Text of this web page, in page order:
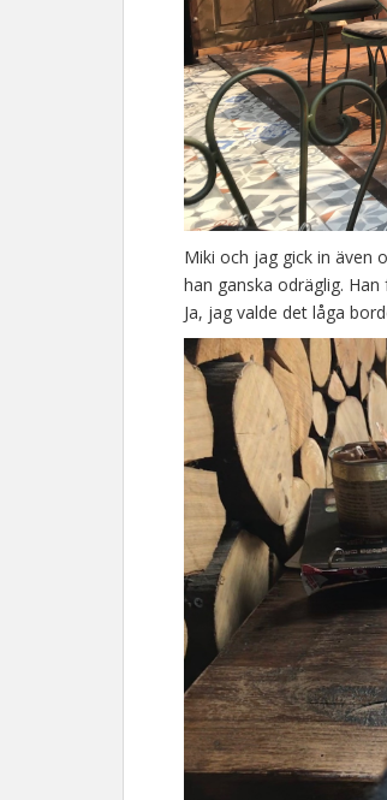
Miki och jag gick in även
han ganska odräglig.
Ja, jag valde det låga